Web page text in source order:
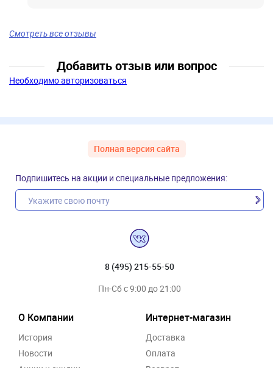
Смотреть все отзывы
Добавить отзыв или вопрос
Необходимо авторизоваться
Полная версия сайта
Подпишитесь на акции и специальные предложения:
8 (495) 215-55-50
Пн-Сб с 9:00 до 21:00
О Компании
История
Новости
Интернет-магазин
Доставка
Оплата